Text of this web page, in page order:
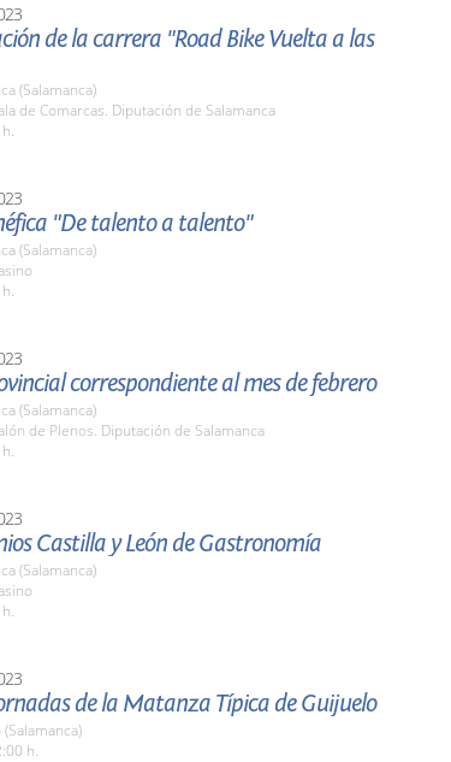
de la carrera "Road Bike Vuelta a las
(Salamanca)
de Comarcas. Diputación de Salamanca
"De talento a talento"
(Salamanca)
correspondiente al mes de febrero
(Salamanca)
de Plenos. Diputación de Salamanca
Castilla y León de Gastronomía
(Salamanca)
de la Matanza Típica de Guijuelo
h.